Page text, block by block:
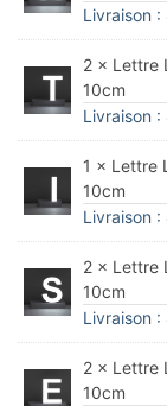
Livraison
2 × Lettre
10cm
Livraison
1 × Lettre
10cm
Livraison
2 × Lettre
10cm
Livraison
2 × Lettre
10cm